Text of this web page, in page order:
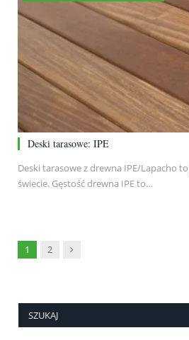
Deski tarasowe: IPE
Deski tarasowe z drewna IPE/Lapacho
świecie. Gęstość drewna IPE to…
1 2 Next
SZUKAJ